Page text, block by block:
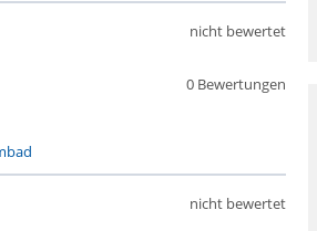
0 Bewertungen
nicht bewertet
nicht bewertet